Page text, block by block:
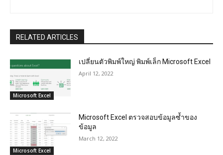
RELATED ARTICLES
Microsoft Excel
เปลี่ยนตัวพิมพ์ใหญ่ พิมพ์เล็ก Microsoft Excel
April 12, 2022
Microsoft Excel
Microsoft Excel ตรวจสอบข้อมูลซ้ำของ
ข้อมูล
March 12, 2022